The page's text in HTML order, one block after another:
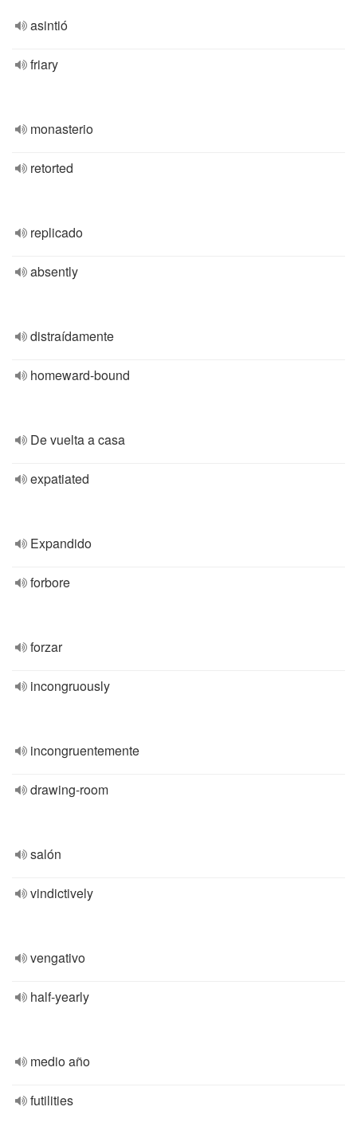
asintió
friary
monasterio
retorted
replicado
absently
distraídamente
homeward-bound
De vuelta a casa
expatiated
Expandido
forbore
forzar
incongruously
incongruentemente
drawing-room
salón
vindictively
vengativo
half-yearly
medio año
futilities